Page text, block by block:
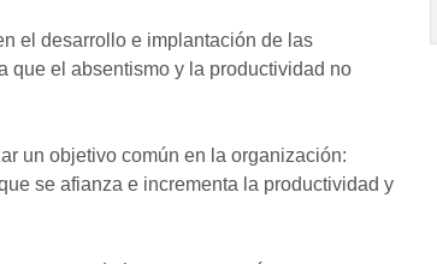
el desarrollo e implantación de las
que el absentismo y la productividad no
un objetivo común en la organización:
se afianza e incrementa la productividad y